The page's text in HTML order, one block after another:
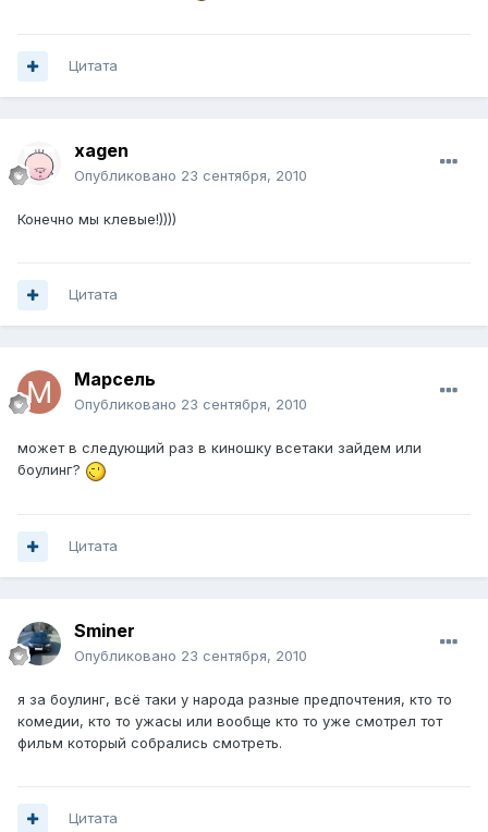
Цитата
xagen
Опубликовано 23 сентября, 2010
Конечно мы клевые!))))
Цитата
Марсель
Опубликовано 23 сентября, 2010
может в следующий раз в киношку всетаки зайдем или
боулинг?
Цитата
Sminer
Опубликовано 23 сентября, 2010
я за боулинг, всё таки у народа разные предпочтения, кто то
комедии, кто то ужасы или вообще кто то уже смотрел тот
фильм который собрались смотреть.
Цитата